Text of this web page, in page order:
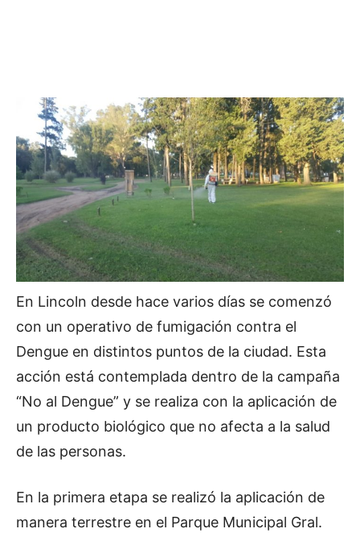
En Lincoln desde hace varios días se comenzó
con un operativo de fumigación contra el
Dengue en distintos puntos de la ciudad. Esta
acción está contemplada dentro de la campaña
“No al Dengue” y se realiza con la aplicación de
un producto biológico que no afecta a la salud
de las personas.
En la primera etapa se realizó la aplicación de
manera terrestre en el Parque Municipal Gral.